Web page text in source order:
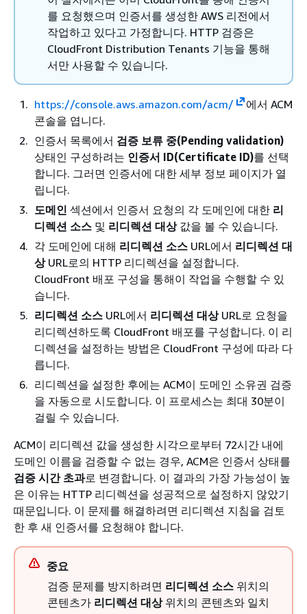
를 요청했으며 인증서를 생성한 AWS 리전에서
작업하고 있다고 가정합니다. HTTP 검증은
CloudFront Distribution Tenants 기능을 통해
서만 사용할 수 있습니다.
https://console.aws.amazon.com/acm/
에서 ACM
콘솔을 엽니다.
인증서 목록에서 검증 보류 중(Pending validation)
상태인 구성하려는 인증서 ID(Certificate ID)를 선택
합니다. 그러면 인증서에 대한 세부 정보 페이지가 열
립니다.
도메인 섹션에서 인증서 요청의 각 도메인에 대한 리
디렉션 소스 및 리디렉션 대상값을 볼 수 있습니다.
각 도메인에 대해 리디렉션 소스 URL에서 리디렉션 대
상URL로의 HTTP 리디렉션을 설정합니다.
CloudFront 배포 구성을 통해이 작업을 수행할 수 있
습니다.
리디렉션 소스 URL에서 리디렉션 대상URL로 요청을
리디렉션하도록 CloudFront 배포를 구성합니다. 이 리
디렉션을 설정하는 방법은 CloudFront 구성에 따라 다
릅니다.
리디렉션을 설정한 후에는 ACM이 도메인 소유권 검증
을 자동으로 시도합니다. 이 프로세스는 최대 30분이
걸릴 수 있습니다.
ACM이 리디렉션 값을 생성한 시각으로부터 72시간 내에
도메인 이름을 검증할 수 없는 경우, ACM은 인증서 상태를
검증 시간 초과로 변경합니다. 이 결과의 가장 가능성이 높
은 이유는 HTTP 리디렉션을 성공적으로 설정하지 않았기
때문입니다. 이 문제를 해결하려면 리디렉션 지침을 검토
한 후 새 인증서를 요청해야 합니다.
중요
검증 문제를 방지하려면 리디렉션 소스 위치의
콘텐츠가 리디렉션 대상위치의 콘텐츠와 일치